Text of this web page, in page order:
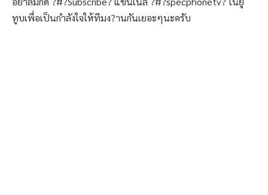
ทูบเพื่อเป็นกำลังใจให้ทีมง?านกันเยอะๆนะครับ